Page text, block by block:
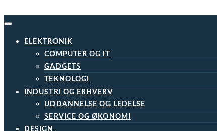
ELEKTRONIK
COMPUTER OG IT
GADGETS
TEKNOLOGI
INDUSTRI OG ERHVERV
UDDANNELSE OG LEDELSE
SERVICE OG ØKONOMI
DESIGN